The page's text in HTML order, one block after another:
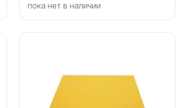
пока нет в наличии